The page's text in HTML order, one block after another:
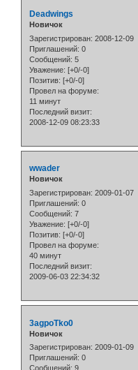
Deadwings
Новичок
Зарегистрирован: 2008-12-09
Приглашений: 0
Сообщений: 5
Уважение: [+0/-0]
Позитив: [+0/-0]
Провел на форуме:
11 минут
Последний визит:
2008-12-09 08:23:33
wwader
Новичок
Зарегистрирован: 2009-01-07
Приглашений: 0
Сообщений: 7
Уважение: [+0/-0]
Позитив: [+0/-0]
Провел на форуме:
40 минут
Последний визит:
2009-06-03 22:34:32
3agpoTko0
Новичок
Зарегистрирован: 2009-01-09
Приглашений: 0
Сообщений: 9